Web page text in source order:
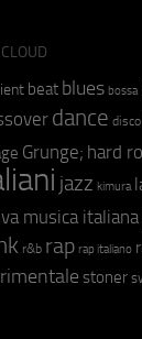
beat blues bossa
dance disco
Grunge; hard
jazz kimura
musica italiana
r&b rap rap italiano
stoner